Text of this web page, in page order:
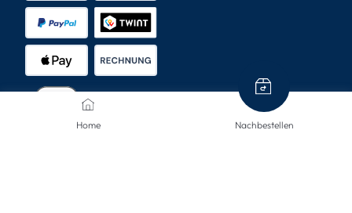
Home Nachbestellen